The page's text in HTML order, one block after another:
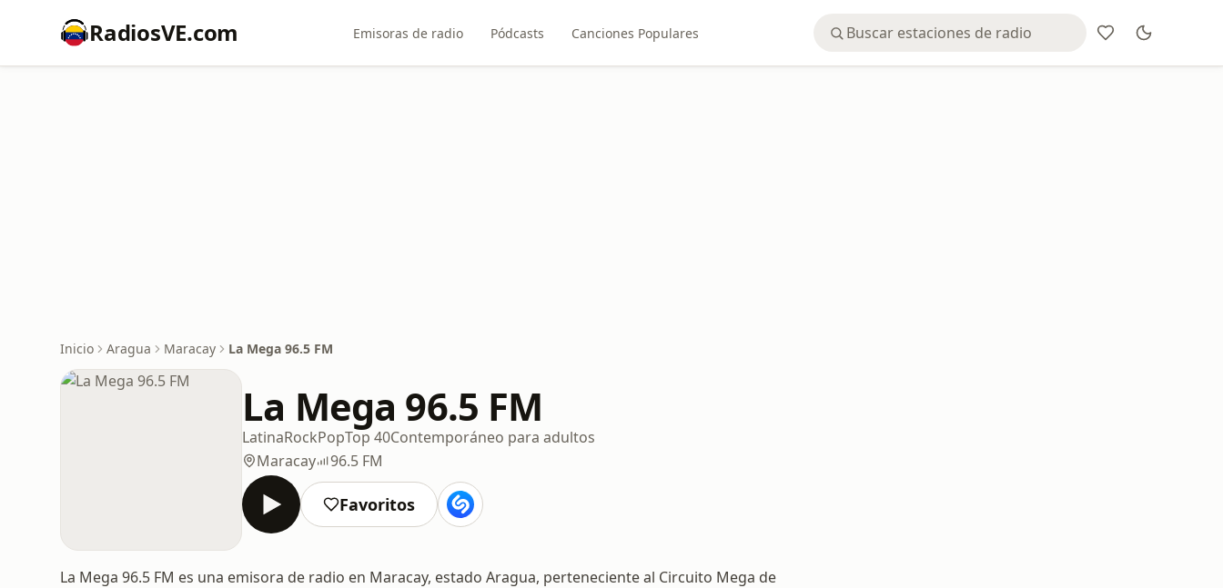
RadiosVE.com Emisoras de radio Pódcasts Canciones Populares
Inicio Aragua Maracay La Mega 96.5 FM
La Mega 96.5 FM
LatinaRockPopTop 40Contemporáneo para adultos
Maracay
96.5 FM
Favoritos
La Mega 96.5 FM es una emisora de radio en Maracay, estado Aragua, perteneciente al Circuito Mega de